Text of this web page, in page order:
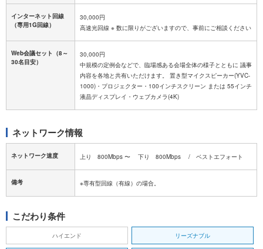
インターネット回線
（専用1G回線）
30,000円
高速光回線 ※ 数に限りがございますので、事前にご相談ください
Web会議セット（8～
30名目安）
30,000円
中規模の定例会などで、臨場感ある会場全体の様子とともに 議事
内容を各地と共有いただけます。 置き型マイクスピーカー(YVC-
1000)・プロジェクター・100インチスクリーン または 55インチ
液晶ディスプレイ・ウェブカメラ(4K)
ネットワーク情報
ネットワーク速度 上り 800Mbps 〜 下り 800Mbps / ベストエフォート
備考 ※専有型回線（有線）の場合。
こだわり条件
ハイエンド リーズナブル